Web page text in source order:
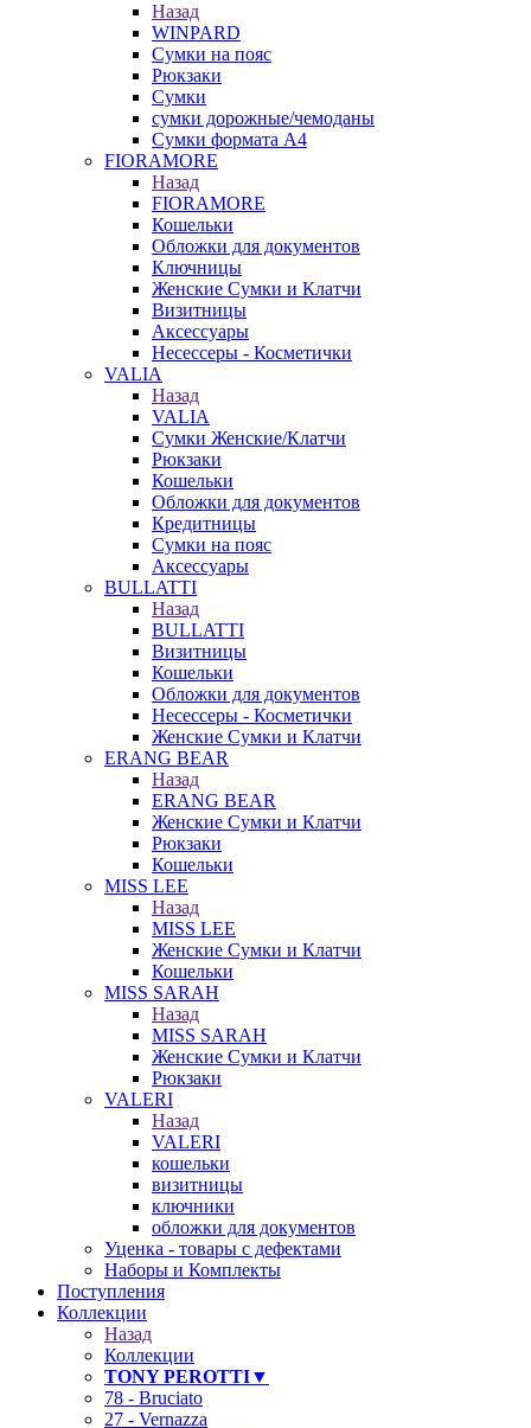
Назад
WINPARD
Сумки на пояс
Рюкзаки
Сумки
сумки дорожные/чемоданы
Сумки формата А4
FIORAMORE
Назад
FIORAMORE
Кошельки
Обложки для документов
Ключницы
Женские Сумки и Клатчи
Визитницы
Аксессуары
Несессеры - Косметички
VALIA
Назад
VALIA
Сумки Женские/Клатчи
Рюкзаки
Кошельки
Обложки для документов
Кредитницы
Сумки на пояс
Аксессуары
BULLATTI
Назад
BULLATTI
Визитницы
Кошельки
Обложки для документов
Несессеры - Косметички
Женские Сумки и Клатчи
ERANG BEAR
Назад
ERANG BEAR
Женские Сумки и Клатчи
Рюкзаки
Кошельки
MISS LEE
Назад
MISS LEE
Женские Сумки и Клатчи
Кошельки
MISS SARAH
Назад
MISS SARAH
Женские Сумки и Клатчи
Рюкзаки
VALERI
Назад
VALERI
кошельки
визитницы
ключники
обложки для документов
Уценка - товары с дефектами
Наборы и Комплекты
Поступления
Коллекции
Назад
Коллекции
TONY PEROTTI▼
78 - Bruciato
27 - Vernazza